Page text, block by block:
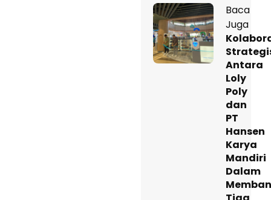
Baca
Juga
Antara
Loly
Poly
dan
PT
Hansen
Karya
Mandiri
Dalam